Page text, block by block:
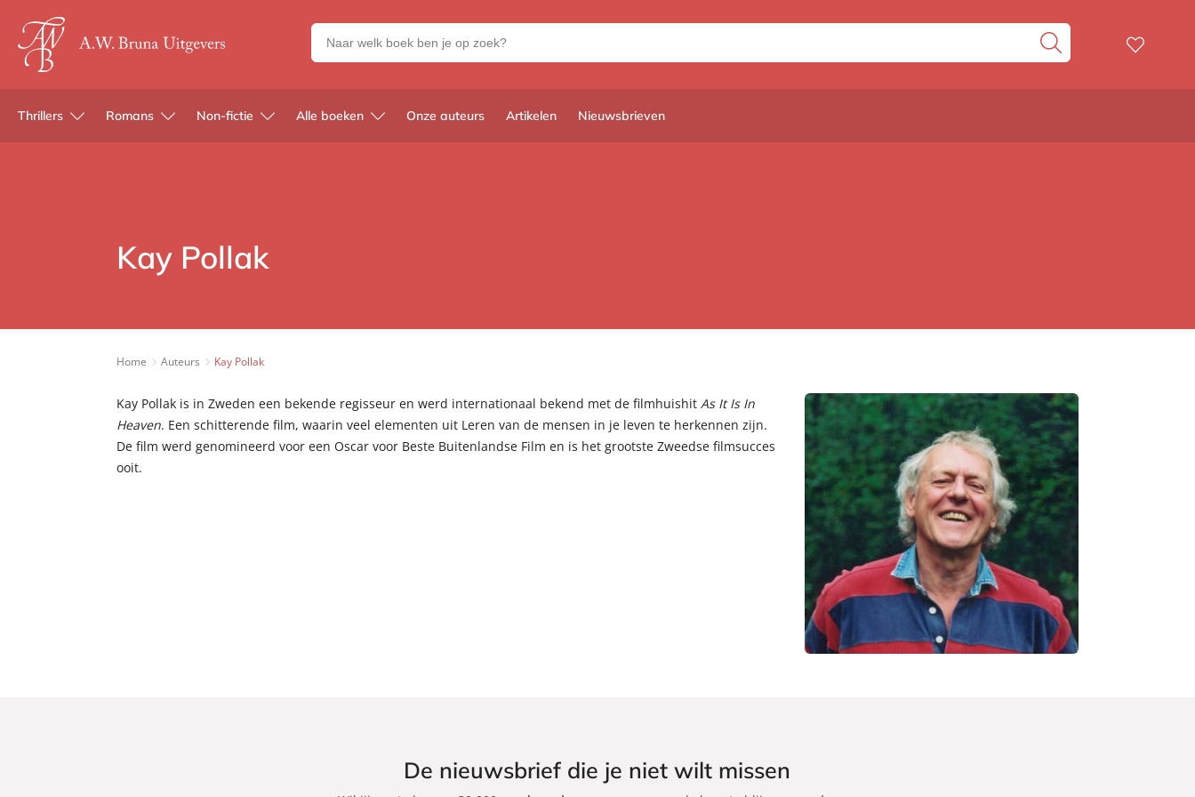
Zoeken
naar
en
uitgevers
Thrillers Romans Non-fictie Alle boeken Onze auteurs Artikelen Nieuwsbrieven
Kay Pollak
Home Auteurs Kay Pollak
Kay Pollak is in Zweden een bekende regisseur en werd internationaal bekend met de filmhuishit As It Is In
Heaven. Een schitterende film, waarin veel elementen uit Leren van de mensen in je leven te herkennen zijn.
De film werd genomineerd voor een Oscar voor Beste Buitenlandse Film en is het grootste Zweedse filmsucces
ooit.
De nieuwsbrief die je niet wilt missen